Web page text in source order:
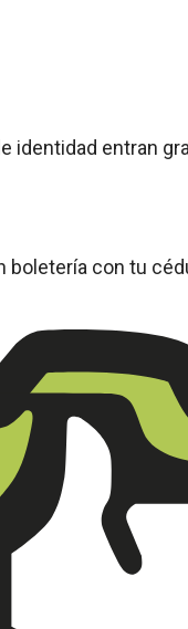
identidad entran
boletería con tu